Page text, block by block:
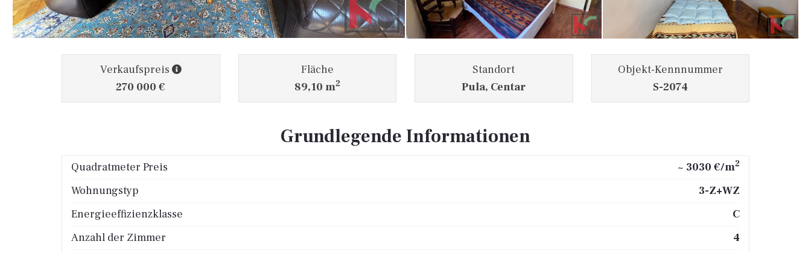
Verkaufspreis
270 000 €
Fläche
89,10 m2
Standort
Pula, Centar
Objekt-Kennnummer
S-2074
Grundlegende Informationen
Quadratmeter Preis ~ 3030 €/m2
Wohnungstyp
3-Z+WZ
Energieeffizienzklasse
C
Anzahl der Zimmer
4